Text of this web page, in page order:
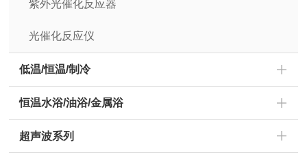
紫外光催化反应器
光催化反应仪
低温/恒温/制冷
恒温水浴/油浴/金属浴
超声波系列